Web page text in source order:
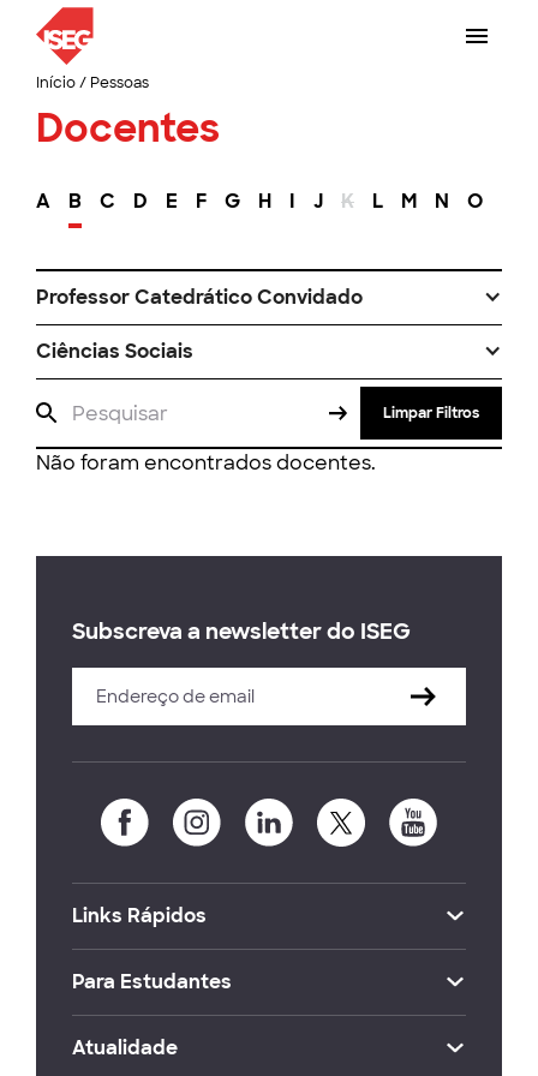
Início/ Pessoas
Docentes
A B C D E F G H I J K L M N O
Professor Catedrático Convidado
Ciências Sociais
Limpar Filtros
Não foram encontrados docentes.
Subscreva a newsletter do ISEG
Links Rápidos
Para Estudantes
Atualidade